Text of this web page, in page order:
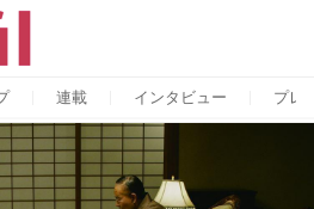
連載 インタビュー プレ